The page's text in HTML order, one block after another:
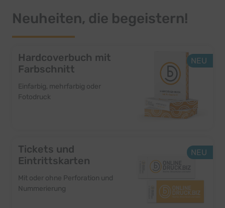
Neuheiten, die begeistern!
Hardcoverbuch mit
Farbschnitt
Einfarbig, mehrfarbig oder
Fotodruck
NEU
Tickets und
Eintrittskarten
Mit oder ohne Perforation und
Nummerierung
NEU